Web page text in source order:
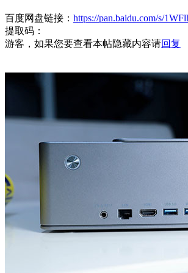
百度网盘链接： https://pan.baidu.com/s/
提取码：
游客，如果您要查看本帖隐藏内容请回复